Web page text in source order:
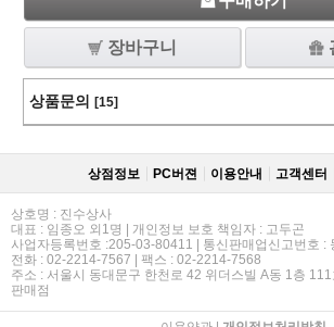
장바구니
상품문의 [15]
상점정보 PC버젼 이용안내 고객센터
상호명 : 진수상사
대표 : 임종오 외1명 | 개인정보 보호 책임자 : 고두곤
사업자등록번호 :205-03-80411 | 통신판매업신고번호 :
전화 : 02-2214-7567 | 팩스 : 02-2214-7568
주소 : 서울시 동대문구 한천로 42 위더스빌 A동 1층
판매점